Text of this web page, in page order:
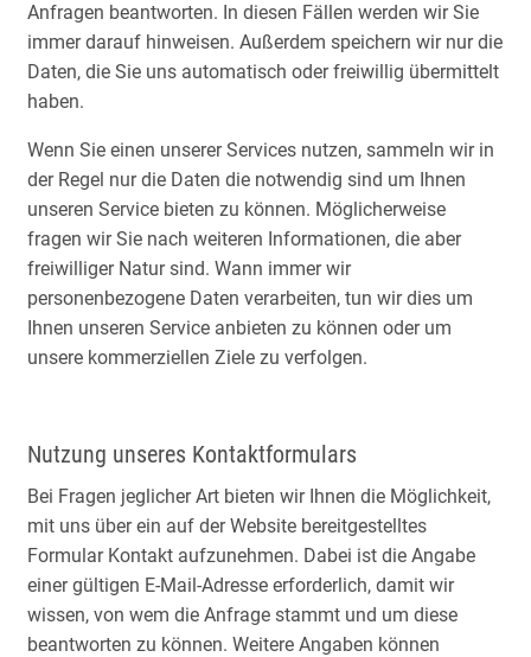
Anfragen beantworten. In diesen Fällen werden wir Sie
immer darauf hinweisen. Außerdem speichern wir nur die
Daten, die Sie uns automatisch oder freiwillig übermittelt
haben.
Wenn Sie einen unserer Services nutzen, sammeln wir in
der Regel nur die Daten die notwendig sind um Ihnen
unseren Service bieten zu können. Möglicherweise
fragen wir Sie nach weiteren Informationen, die aber
freiwilliger Natur sind. Wann immer wir
personenbezogene Daten verarbeiten, tun wir dies um
Ihnen unseren Service anbieten zu können oder um
unsere kommerziellen Ziele zu verfolgen.
Nutzung unseres Kontaktformulars
Bei Fragen jeglicher Art bieten wir Ihnen die Möglichkeit,
mit uns über ein auf der Website bereitgestelltes
Formular Kontakt aufzunehmen. Dabei ist die Angabe
einer gültigen E-Mail-Adresse erforderlich, damit wir
wissen, von wem die Anfrage stammt und um diese
beantworten zu können. Weitere Angaben können